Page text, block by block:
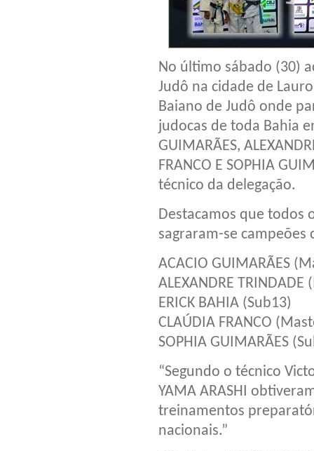
No último sábado (30)
Judô na cidade de
Baiano de Judô onde
judocas de toda Bahia
GUIMARÃES,
FRANCO E SOPHIA
técnico da delegação.
Destacamos que todos
sagraram-se
ACACIO GUIMARÃES
ALEXANDRE TRINDADE
ERICK BAHIA (Sub13)
CLAÚDIA FRANCO
SOPHIA GUIMARÃES
“Segundo o técnico
YAMA ARASHI
treinamentos
nacionais.”